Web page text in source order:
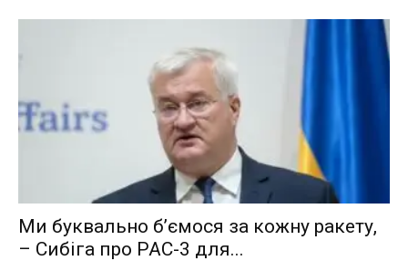
Ми буквально б’ємося за кожну ракету,
– Сибіга про PAC-3 для...